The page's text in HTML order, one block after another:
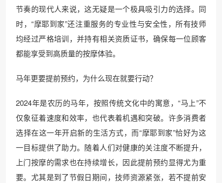
节奏的现代人来说，这无疑是一个极具吸引力的选择。同
时，“摩耶到家”还注重服务的专业性与安全性，所有技师
均经过严格培训，并持有相关资质证书，确保每一位顾客
都能享受到高质量的按摩体验。
马年更要提前预约，为什么现在就要行动？
2024年是农历的马年，按照传统文化中的寓意，“马上”不
仅象征着速度和效率，也代表着机遇和突破。许多消费者
选择在这一年开启新的生活方式，而“摩耶到家”恰好为这
一目标提供了助力。随着人们对健康的关注度不断提升，
上门按摩的需求也在持续增长，因此提前预约显得尤为重
要。尤其是到了节假日期间，技师资源紧张，若不提前安